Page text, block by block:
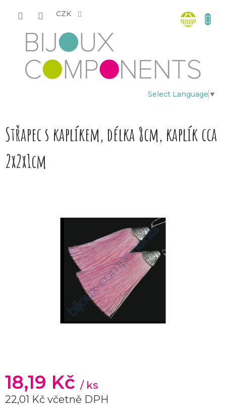
CZK
Select Language ▼
košík
Střapec s kaplíkem, délka 8cm, kaplík cca
2x2x1cm
18,19 Kč / ks
22,01 Kč včetně DPH